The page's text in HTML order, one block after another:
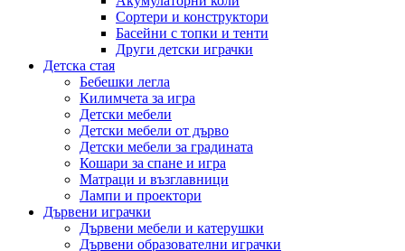
Сортери и конструктори
Басейни с топки и тенти
Други детски играчки
Детска стая
Бебешки легла
Килимчета за игра
Детски мебели
Детски мебели от дърво
Детски мебели за градината
Кошари за спане и игра
Матраци и възглавници
Лампи и проектори
Дървени играчки
Дървени мебели и катерушки
Дървени образователни играчки